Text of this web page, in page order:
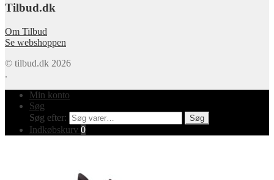
Tilbud.dk
Om Tilbud
Se webshoppen
© tilbud.dk 2026
.
Min konto
Søg
Søg efter:
Søg
Indkøbskurv 0